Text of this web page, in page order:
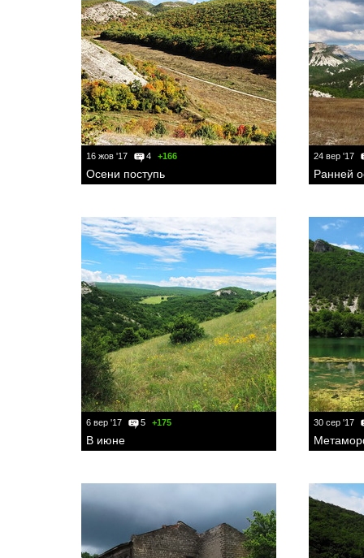
16 жов '17 4 +166
Осени поступь
24 вер '17
Ранней
6 вер '17 5 +175
В июне
30 сер '17